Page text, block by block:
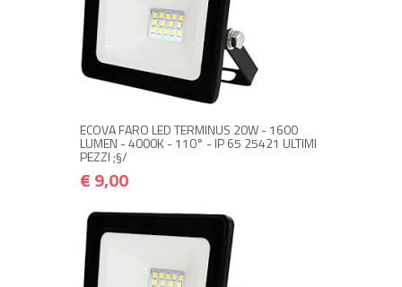
ECOVA FARO LED TERMINUS 20W - 1600
LUMEN - 4000K - 110° - IP 65 25421 ULTIMI
PEZZI ;§/
€ 9,00
+ ACQUISTA